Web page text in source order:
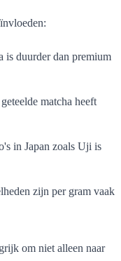
is duurder dan premium
matcha heeft
in Japan zoals Uji is
zijn per gram vaak
om niet alleen naar